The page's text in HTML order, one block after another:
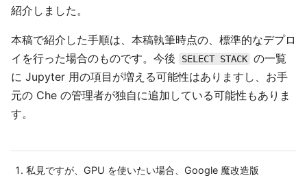
紹介しました。
本稿で紹介した手順は、本稿執筆時点の、標準的なデプロ
イを行った場合のものです。今後
SELECT STACK の一覧
に Jupyter 用の項目が増える可能性はありますし、お手
元の Che の管理者が独自に追加している可能性もありま
す。
私見ですが、GPU を使いたい場合、Google 魔改造版